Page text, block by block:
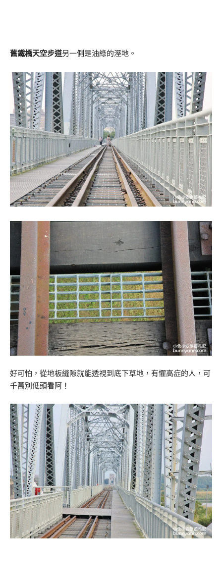
舊鐵橋天空步道另一側是油綠的溼地。
好可怕，從地板縫隙就能透視到底下草地，有懼高症的人，可
千萬別低頭看阿！